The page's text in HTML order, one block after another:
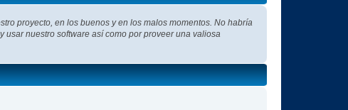
proyecto, en los buenos y en los malos momentos. No habría
usar nuestro software así como por proveer una valiosa